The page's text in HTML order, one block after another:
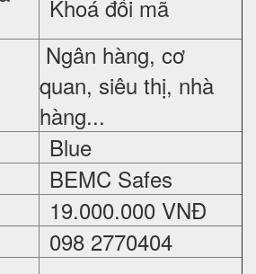
Khoá đổi mã
Ngân hàng, cơ
quan, siêu thị, nhà
hàng...
Blue
BEMC Safes
19.000.000 VNĐ
098 2770404